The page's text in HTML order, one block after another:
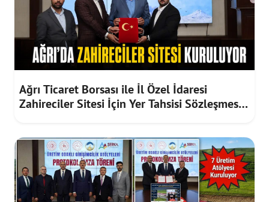
Ağrı Ticaret Borsası ile İl Özel İdaresi
Zahireciler Sitesi İçin Yer Tahsisi Sözleşmesi